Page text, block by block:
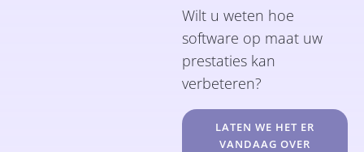
Wilt u weten hoe
software op maat uw
prestaties kan
verbeteren?
LATEN WE HET ER
VANDAAG OVER